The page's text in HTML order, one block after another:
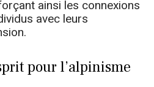
ainsi les connexions
avec leurs
pour l’alpinisme